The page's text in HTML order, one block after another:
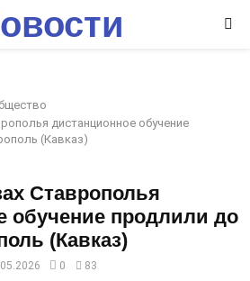
дистанционное обучение
(Кавказ)
Ставрополья
обучение продлили до
(Кавказ)
0 83